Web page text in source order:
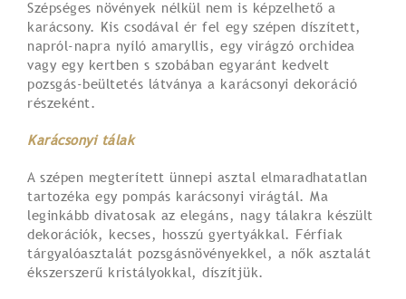
Szépséges növények nélkül nem is képzelhető a
karácsony. Kis csodával ér fel egy szépen díszített,
napról-napra nyíló amaryllis, egy virágzó orchidea
vagy egy kertben s szobában egyaránt kedvelt
pozsgás-beültetés látványa a karácsonyi dekoráció
részeként.
Karácsonyi tálak
A szépen megterített ünnepi asztal elmaradhatatlan
tartozéka egy pompás karácsonyi virágtál. Ma
leginkább divatosak az elegáns, nagy tálakra készült
dekorációk, kecses, hosszú gyertyákkal. Férfiak
tárgyalóasztalát pozsgásnövényekkel, a nők asztalát
ékszerszerű kristályokkal, díszítjük.